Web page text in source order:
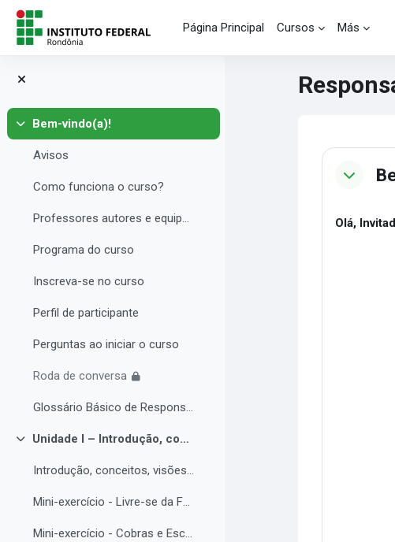
Salta al contenido principal
Página Principal
Cursos Más
Colapsar
Bem-vindo(a)!
Avisos
Como funciona o curso?
Professores autores e equipe multidisciplinar
Programa do curso
Inscreva-se no curso
Perfil de participante
Perguntas ao iniciar o curso
Roda de conversa
Glossário Básico de Responsabilidade Social e Ambiental
Colapsar
Unidade I – Introdução, conceitos, visões e terminologia básica
Introdução, conceitos, visões e terminologia básica de RSA/RSE
Mini-exercício - Livre-se da Forca
Mini-exercício - Cobras e Escadas
Olá,